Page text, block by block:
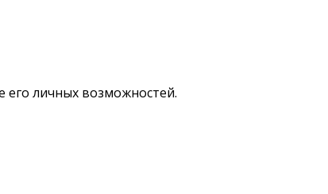
его личных возможностей.